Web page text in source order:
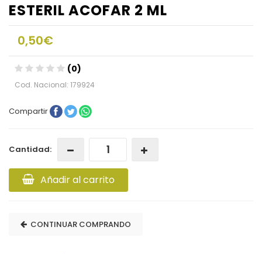
ESTERIL ACOFAR 2 ML
0,50€
(0)
Cod. Nacional: 179924
Compartir
Cantidad:
Añadir al carrito
CONTINUAR COMPRANDO